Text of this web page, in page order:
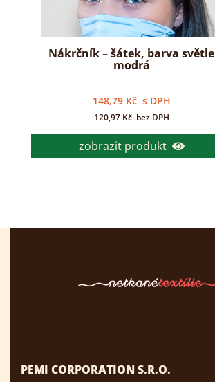
Nákrčník – šátek, barva světle
modrá
148,79 Kč s DPH
120,97 Kč bez DPH
zobrazit produkt
PEMI CORPORATION S.R.O.